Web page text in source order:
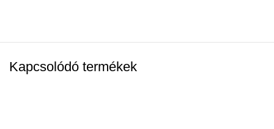
Kapcsolódó termékek